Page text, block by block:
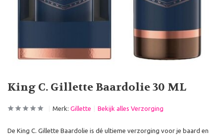
King C. Gillette Baardolie 30 ML
Merk: Gillette Bekijk alles Verzorging
De King C. Gillette Baardolie is dé ultieme verzorging voor je baard en